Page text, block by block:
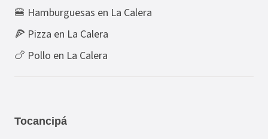
🍔 Hamburguesas en La Calera
🍕 Pizza en La Calera
🍗 Pollo en La Calera
Tocancipá